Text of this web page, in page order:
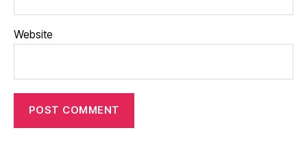
Website